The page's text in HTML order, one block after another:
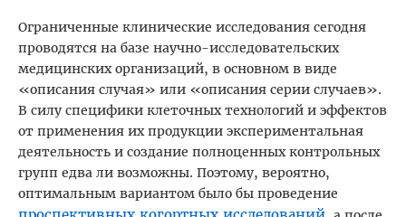
Ограниченные клинические исследования сегодня
проводятся на базе научно-исследовательских
медицинских организаций, в основном в виде
«описания случая» или «описания серии случаев».
В силу специфики клеточных технологий и эффектов
от применения их продукции экспериментальная
деятельность и создание полноценных контрольных
групп едва ли возможны. Поэтому, вероятно,
оптимальным вариантом было бы проведение